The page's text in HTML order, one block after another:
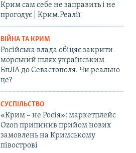
Крим сам себе не заправить і не
прогодує | Крим.Реалії
ВІЙНА ТА КРИМ
Російська влада обіцяє закрити
морський шлях українським
БпЛА до Севастополя. Чи реально
це?
СУСПІЛЬСТВО
«Крим – не Росія»: маркетплейс
Ozon припинив прийом нових
замовлень на Кримському
півострові